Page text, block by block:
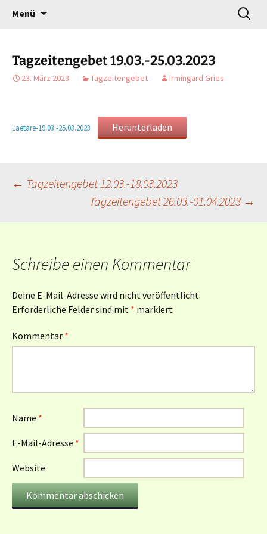
Willkommen!
Gottesdienst verändert
Menü
Suchen
nach:
Tagzeitengebet 19.03.-25.03.2023
23. März 2023 Tagzeitengebet Irmingard Gries
Laetare-19.03.-25.03.2023 Herunterladen
Beitragsnavigation
← Tagzeitengebet 12.03.-18.03.2023
Tagzeitengebet 26.03.-01.04.2023 →
Schreibe einen Kommentar
Deine E-Mail-Adresse wird nicht veröffentlicht.
Erforderliche Felder sind mit * markiert
Kommentar *
Name *
E-Mail-Adresse *
Website